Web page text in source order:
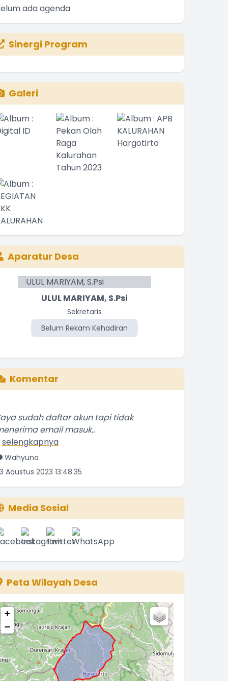
ada agenda
Sinergi Program
Galeri
Aparatur Desa
ULUL MARIYAM, S.Psi
Sekretaris
Belum Rekam Kehadiran
Komentar
email masuk..
selengkapnya
Wahyuna
Agustus 2023 13:48:35
tambahkan kop surat kalurahan
di
selengkapnya
NGATIRAN
Oktober 2022 19:54:47
yang
selengkapnya
May Devega
September 2022 20:04:56
di blokir pak Jawab : terima kasih
selengkapnya
warga_taat
Media Sosial
Peta Wilayah Desa
+
−